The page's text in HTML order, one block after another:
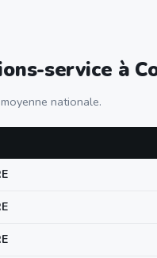
service à
nationale.